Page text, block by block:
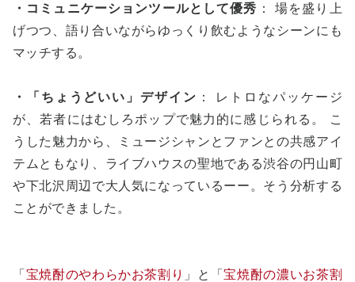
・コミュニケーションツールとして優秀 ： 場を盛り上
げつつ、語り合いながらゆっくり飲むようなシーンにも
マッチする。
・「ちょうどいい」デザイン ： レトロなパッケージ
が、若者にはむしろポップで魅力的に感じられる。 こ
うした魅力から、ミュージシャンとファンとの共感アイ
テムともなり、ライブハウスの聖地である渋谷の円山町
や下北沢周辺で大人気になっているーー。そう分析する
ことができました。
「 宝焼酎のやわらかお茶割り 」と「宝焼酎の濃いお茶割